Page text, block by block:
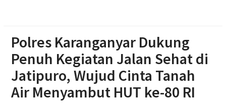
Polres Karanganyar Dukung
Penuh Kegiatan Jalan Sehat di
Jatipuro, Wujud Cinta Tanah
Air Menyambut HUT ke-80 RI